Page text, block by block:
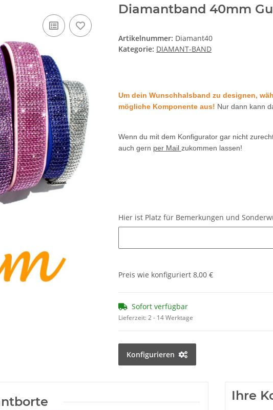
Diamantband 40mm
Artikelnummer: Diamant40
Kategorie: DIAMANT-BAND
Um dein Wunschhalsband zu designen,
mögliche Komponente aus! Nur dann kann
Wenn du mit dem Konfigurator gar nicht
auch gern per Mail zukommen lassen!
Hier ist Platz für Bemerkungen und
Preis wie konfiguriert 8,00 €
Sofort verfügbar
Lieferzeit:2 - 14 Werktage
Konfigurieren
Ihre